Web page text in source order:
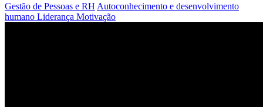
Gestão de Pessoas e RH Autoconhecimento e desenvolvimento
humano Liderança Motivação